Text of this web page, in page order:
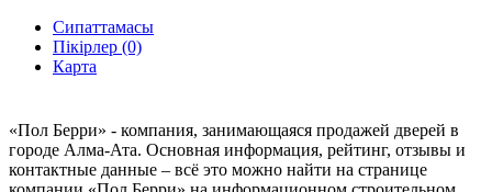
Сипаттамасы
Пікірлер (0)
Карта
«Пол Берри» - компания, занимающаяся продажей дверей в
городе Алма-Ата. Основная информация, рейтинг, отзывы и
контактные данные – всё это можно найти на странице